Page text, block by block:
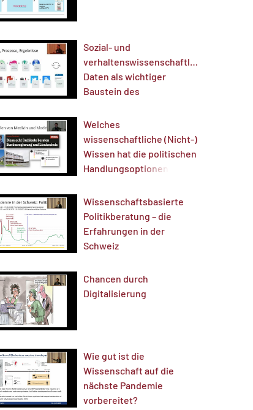
Sozial- und
verhaltenswissenschaftliche
Daten als wichtiger
Baustein des
Welches
wissenschaftliche (Nicht-)
Wissen hat die politischen
Handlungsoptionen
geprägt?
Wissenschaftsbasierte
Politikberatung – die
Erfahrungen in der
Schweiz
Chancen durch
Digitalisierung
Wie gut ist die
Wissenschaft auf die
nächste Pandemie
vorbereitet?